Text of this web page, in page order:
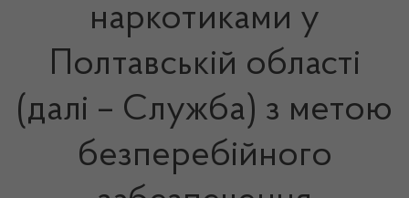
наркотиками у
Полтавській області
(далі – Служба) з метою
безперебійного